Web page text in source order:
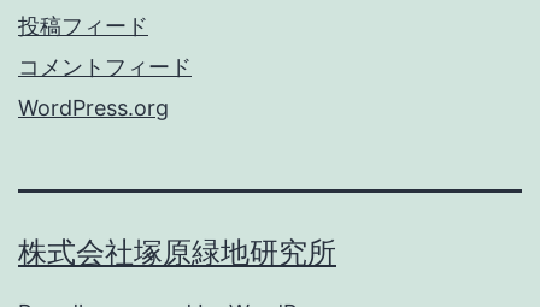
投稿フィード
コメントフィード
WordPress.org
株式会社塚原緑地研究所